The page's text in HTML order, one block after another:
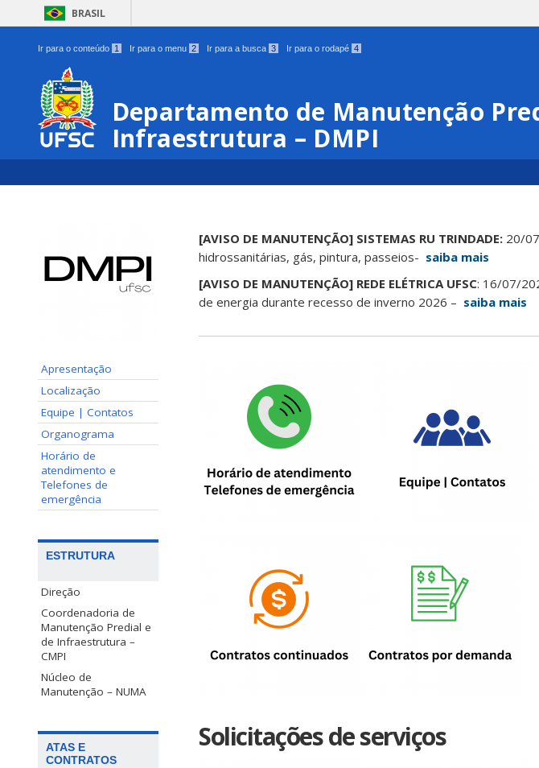
BRASIL
Ir para o conteúdo 1 Ir para o menu 2 Ir para a busca 3 Ir para o rodapé 4
Departamento de Manutenção
Infraestrutura – DMPI
Apresentação
Localização
Equipe | Contatos
Organograma
Horário de
atendimento e
Telefones de
emergência
ESTRUTURA
Direção
Coordenadoria de
Manutenção Predial e
de Infraestrutura –
CMPI
Núcleo de
Manutenção – NUMA
ATAS E
CONTRATOS
[AVISO DE MANUTENÇÃO] SISTEMAS RU TRINDADE: 20/
hidrossanitárias, gás, pintura, passeios- saiba mais
[AVISO DE MANUTENÇÃO] REDE ELÉTRICA UFSC: 16/07/
de energia durante recesso de inverno 2026 – saiba mais
Solicitações de serviços